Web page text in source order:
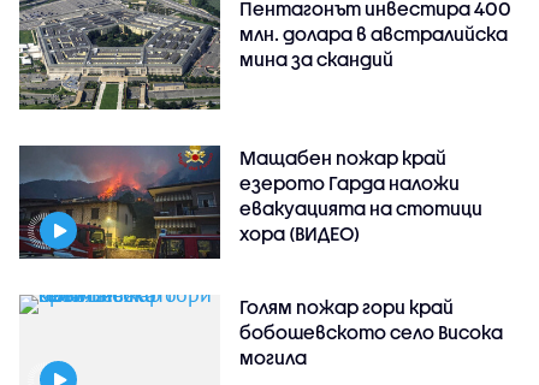
Пентагонът инвестира 400
млн. долара в австралийска
мина за скандий
Мащабен пожар край
езерото Гарда наложи
евакуацията на стотици
хора (ВИДЕО)
Голям пожар гори край
бобошевското село Висока
могила